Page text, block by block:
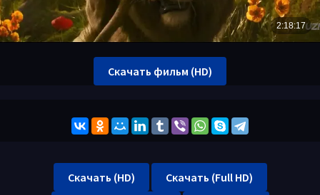
Скачать фильм (HD)
Скачать (HD)
Скачать (Full HD)